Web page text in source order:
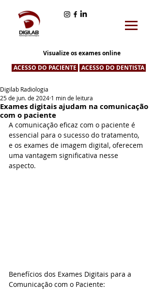
Visualize os exames online
ACESSO DO PACIENTE
ACESSO DO DENTISTA
Exames digitais ajudam na comunicação
com o paciente
Digilab Radiologia
25 de jun. de 2024 1 min de leitura
A comunicação eficaz com o paciente é
essencial para o sucesso do tratamento,
e os exames de imagem digital, oferecem
uma vantagem significativa nesse
aspecto.
Benefícios dos Exames Digitais para a
Comunicação com o Paciente: